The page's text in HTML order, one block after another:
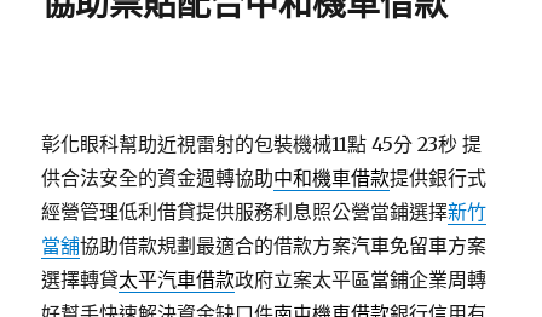
彰化眼科幫助近視雷射的包裝機械11點 45分 23秒 提
供合法安全的資金週轉協助中和機車借款提供銀行式
經營管理低利借貸提供服務利息照公營當鋪選擇新竹
當舖協助借款規劃最適合的借款方案汽車免留車方案
選擇轉貸太平汽車借款政府立案太平區當鋪企業周轉